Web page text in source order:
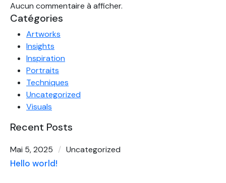
Aucun commentaire à afficher.
Catégories
Artworks
Insights
Inspiration
Portraits
Techniques
Uncategorized
Visuals
Recent Posts
Mai 5, 2025 Uncategorized
Hello world!